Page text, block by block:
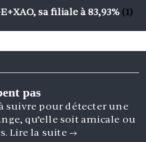
sa filiale à 83,93% (1)
pas
suivre pour détecter une
qu’elle soit amicale ou
Lire la suite →